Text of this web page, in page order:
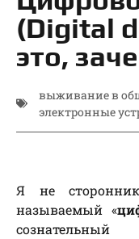
(Digital
это,
выживание в
электронные
Я не
называемый «